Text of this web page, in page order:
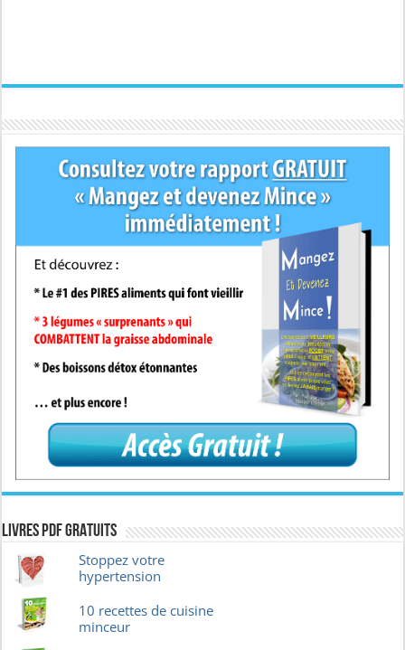
Livres pdf GRATUITS
Stoppez votre
hypertension
10 recettes de cuisine
minceur